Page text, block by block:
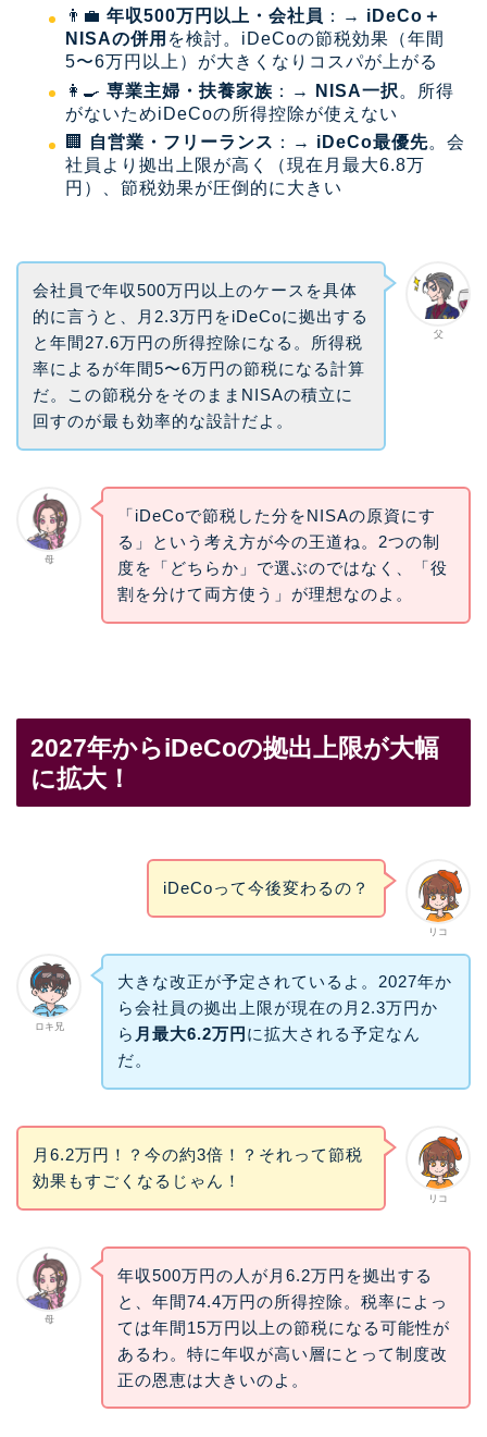
👨‍💼 年収500万円以上・会社員 ：→ iDeCo＋
NISAの併用 を検討。iDeCoの節税効果（年間
5〜6万円以上）が大きくなりコスパが上がる
👩‍🍳 専業主婦・扶養家族 ：→ NISA一択 。所得
がないためiDeCoの所得控除が使えない
🏢
自営業・フリーランス ：→ iDeCo最優先。会
社員より拠出上限が高く（現在月最大6.8万
円）、節税効果が圧倒的に大きい
父
会社員で年収500万円以上のケースを具体
的に言うと、月2.3万円をiDeCoに拠出する
と年間27.6万円の所得控除になる。所得税
率によるが年間5〜6万円の節税になる計算
だ。この節税分をそのままNISAの積立に
回すのが最も効率的な設計だよ。
母
「iDeCoで節税した分をNISAの原資にす
る」という考え方が今の王道ね。2つの制
度を「どちらか」で選ぶのではなく、「役
割を分けて両方使う」が理想なのよ。
2027年からiDeCoの拠出上限が大幅
に拡大！
リコ
iDeCoって今後変わるの？
ロキ兄
大きな改正が予定されているよ。2027年か
ら会社員の拠出上限が現在の月2.3万円か
ら 月最大6.2万円 に拡大される予定なん
だ。
リコ
月6.2万円！？今の約3倍！？それって節税
効果もすごくなるじゃん！
母
年収500万円の人が月6.2万円を拠出する
と、年間74.4万円の所得控除。税率によっ
ては年間15万円以上の節税になる可能性が
あるわ。特に年収が高い層にとって制度改
正の恩恵は大きいのよ。